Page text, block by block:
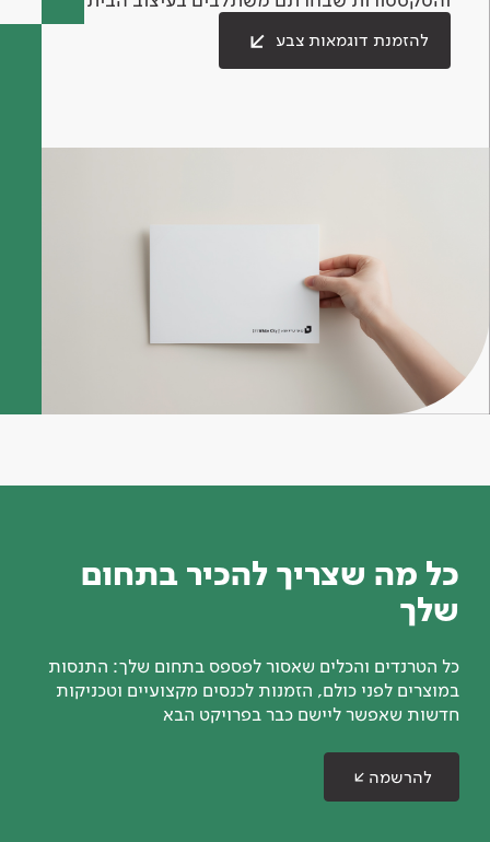
להזמנת דוגמאות צבע
כל מה שצריך להכיר בתחום
שלך
כל הטרנדים והכלים שאסור לפספס בתחום שלך: התנסות
במוצרים לפני כולם, הזמנות לכנסים מקצועיים וטכניקות
חדשות שאפשר ליישם כבר בפרויקט הבא
להרשמה